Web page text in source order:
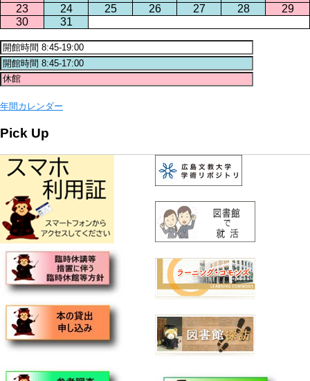
23
24 25 26 27 28
29
30
31
年間カレンダー
Pick Up